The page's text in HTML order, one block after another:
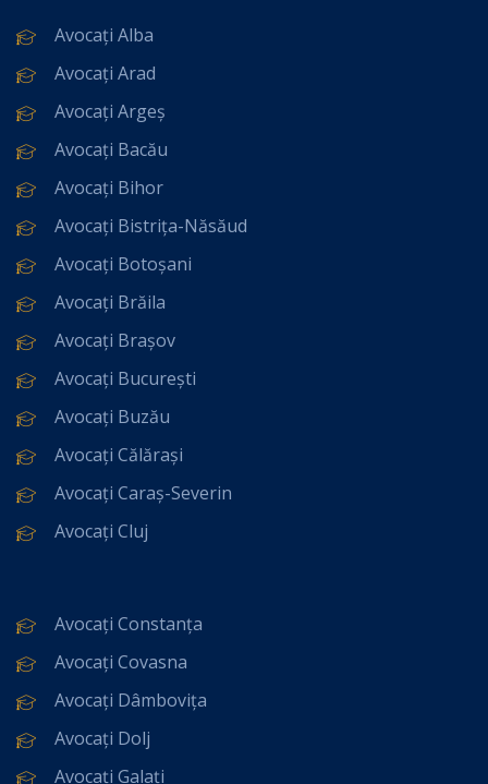
Avocați Alba
Avocați Arad
Avocați Argeș
Avocați Bacău
Avocați Bihor
Avocați Bistrița-Năsăud
Avocați Botoșani
Avocați Brăila
Avocați Brașov
Avocați București
Avocați Buzău
Avocați Călărași
Avocați Caraș-Severin
Avocați Cluj
Avocați Constanța
Avocați Covasna
Avocați Dâmbovița
Avocați Dolj
Avocați Galați